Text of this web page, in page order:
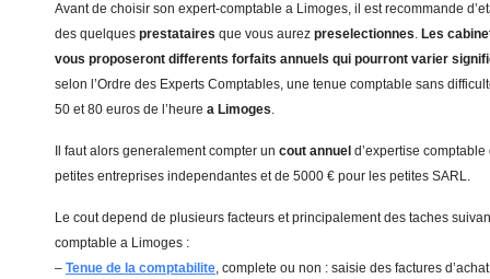
Avant de choisir son expert-comptable a Limoges, il est recommande
des quelques prestataires que vous aurez preselectionnes. Les
vous proposeront differents forfaits annuels qui pourront varier
selon l’Ordre des Experts Comptables, une tenue comptable sans
50 et 80 euros de l’heure a Limoges.
Il faut alors generalement compter un cout annuel d’expertise
petites entreprises independantes et de 5000 € pour les petites SARL.
Le cout depend de plusieurs facteurs et principalement des taches
comptable a Limoges :
– Tenue de la comptabilite, complete ou non : saisie des factures